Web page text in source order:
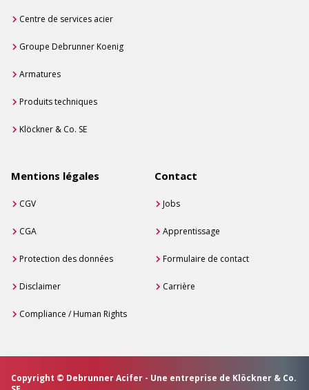
Centre de services acier
Groupe Debrunner Koenig
Armatures
Produits techniques
Klöckner & Co. SE
Mentions légales
CGV
CGA
Protection des données
Disclaimer
Compliance / Human Rights
Contact
Jobs
Apprentissage
Formulaire de contact
Carrière
Copyright © Debrunner Acifer - Une entreprise de Klöckner & Co.